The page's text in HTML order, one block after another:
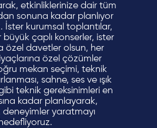
etkinliklerinize dair tüm
sonuna kadar planlıyor
İster kurumsal toplantılar,
büyük çaplı konserler, ister
özel davetler olsun, her
özel çözümler
mekan seçimi, teknik
sahne, ses ve ışık
teknik gereksinimleri en
kadar planlayarak,
yaratmayı
hedefliyoruz.